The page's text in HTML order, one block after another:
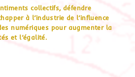
collectifs, défendre
à l’industrie de l’influence
numériques pour augmenter la
et l’égalité.